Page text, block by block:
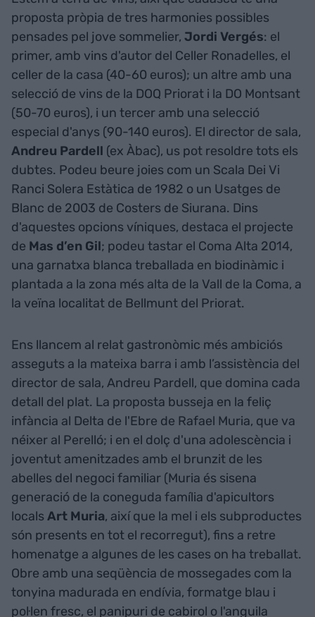
proposta pròpia de tres harmonies possibles
pensades pel jove sommelier, Jordi Vergés: el
primer, amb vins d'autor del Celler Ronadelles, el
celler de la casa (40-60 euros); un altre amb una
selecció de vins de la DOQ Priorat i la DO Montsant
(50-70 euros), i un tercer amb una selecció
especial d'anys (90-140 euros). El director de sala,
Andreu Pardell (ex Àbac), us pot resoldre tots els
dubtes. Podeu beure joies com un Scala Dei Vi
Ranci Solera Estàtica de 1982 o un Usatges de
Blanc de 2003 de Costers de Siurana. Dins
d'aquestes opcions víniques, destaca el projecte
de Mas d’en Gil; podeu tastar el Coma Alta 2014,
una garnatxa blanca treballada en biodinàmic i
plantada a la zona més alta de la Vall de la Coma, a
la veïna localitat de Bellmunt del Priorat.
Ens llancem al relat gastronòmic més ambiciós
asseguts a la mateixa barra i amb l’assistència del
director de sala, Andreu Pardell, que domina cada
detall del plat. La proposta busseja en la feliç
infància al Delta de l'Ebre de Rafael Muria, que va
néixer al Perelló; i en el dolç d'una adolescència i
joventut amenitzades amb el brunzit de les
abelles del negoci familiar (Muria és sisena
generació de la coneguda família d'apicultors
localsArt Muria, així que la mel i els subproductes
són presents en tot el recorregut), fins a retre
homenatge a algunes de les cases on ha treballat.
Obre amb una seqüència de mossegades com la
tonyina madurada en endívia, formatge blau i
pol·len fresc, el panipuri de cabirol o l'anguila